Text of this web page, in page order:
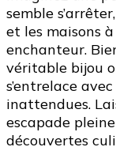
semble
et les maisons
enchanteur.
véritable bijou
s’entrelace
inattendues.
escapade
découvertes